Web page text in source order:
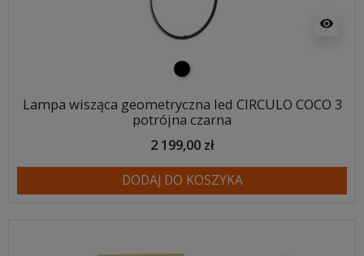
visibility
czarny
Lampa wisząca geometryczna led CIRCULO COCO 3
potrójna czarna
2 199,00 zł
DODAJ DO KOSZYKA